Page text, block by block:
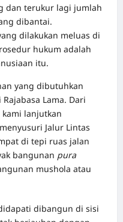
dan terukur lagi jumlah
dibantai.
dilakukan meluas di
hukum adalah
itu.
yang dibutuhkan
Lama. Dari
lanjutkan
Jalur Lintas
di tepi ruas jalan
bangunan pura
mushola atau